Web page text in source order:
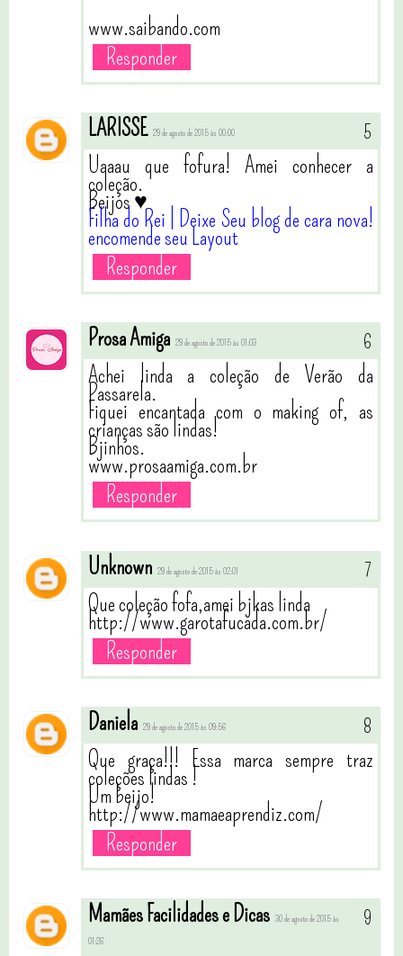
www.saibando.com
Responder
LARISSE 29 de agosto de 2015 às 00:00
Uaaau que fofura! Amei conhecer a
coleção.
Beijos ♥
Filha do Rei | Deixe Seu blog de cara nova!
encomende seu Layout
Responder
Prosa Amiga 29 de agosto de 2015 às 01:03
Achei linda a coleção de Verão da
Passarela.
Fiquei encantada com o making of, as
crianças são lindas!
Bjinhos.
www.prosaamiga.com.br
Responder
Unknown 29 de agosto de 2015 às 02:01
Que coleção fofa,amei bjkas linda
http://www.garotafucada.com.br/
Responder
Daniela 29 de agosto de 2015 às 09:56
Que graça!!! Essa marca sempre traz
coleções lindas !
Um beijo!
http://www.mamaeaprendiz.com/
Responder
Mamães Facilidades e Dicas 30 de agosto de 2015 às
01:26